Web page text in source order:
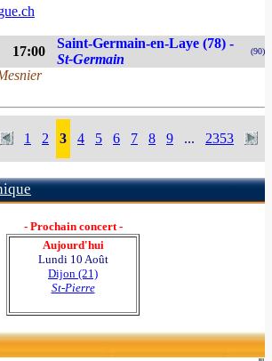
17:00
Saint-Germain-en-Laye (78) -
St-Germain
(90)
1 2 3 4 5 6 7 8 9 ... 2353
- Prochain concert -
Aujourd'hui
Lundi 10 Août
Dijon (21)
St-Pierre